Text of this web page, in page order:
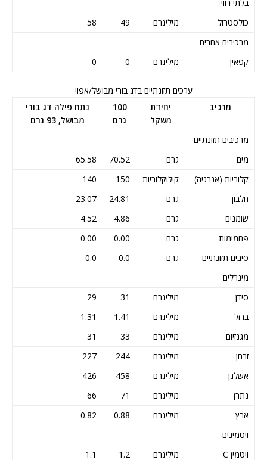
בלתי רווי
כולסטרול
מיליגרם 49
58
מרכיבים אחרים
קפאין
מיליגרם 0
0
ערכים תזונתיים בדג בורי מבושל/אפוי
מרכיב
יחידת
משקל
100
גרם
נתח פילה דג בורי
מבושל, 93 גרם
מרכיבים תזונתיים
מים
גרם 70.52
65.58
קלוריות (אנרגיה)
קילוקלוריות 150
140
חלבון
גרם 24.81
23.07
שומנים
גרם 4.86
4.52
פחמימות
גרם 0.00
0.00
סיבים תזונתיים
גרם 0.0
0.0
מינרלים
סידן
מיליגרם 31
29
ברזל
מיליגרם 1.41
1.31
מגנזיום
מיליגרם 33
31
זרחן
מיליגרם 244
227
אשלגן
מיליגרם 458
426
נתרן
מיליגרם 71
66
אבץ
מיליגרם 0.88
0.82
ויטמינים
ויטמין C
מיליגרם 1.2
1.1